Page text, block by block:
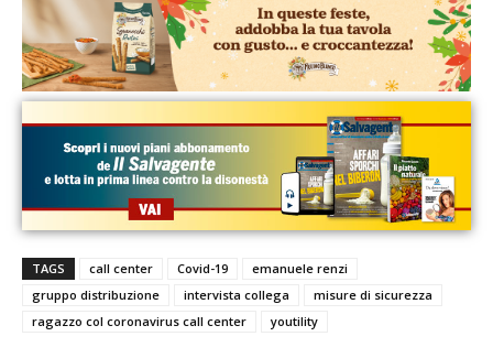
TAGS call center Covid-19
emanuele renzi
gruppo distribuzione
intervista collega
misure di sicurezza
ragazzo col coronavirus call center
youtility